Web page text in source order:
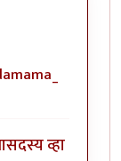
सदस्य व्हा